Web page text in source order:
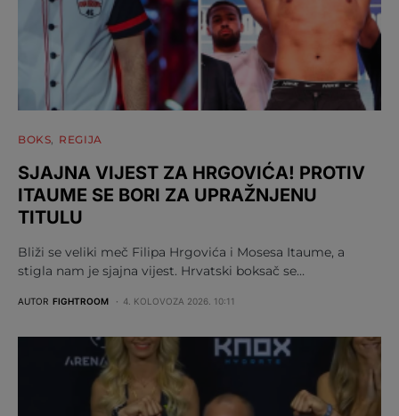
BOKS REGIJA
SJAJNA VIJEST ZA HRGOVIĆA! PROTIV
ITAUME SE BORI ZA UPRAŽNJENU
TITULU
Bliži se veliki meč Filipa Hrgovića i Mosesa Itaume, a
stigla nam je sjajna vijest. Hrvatski boksač se…
AUTOR FIGHTROOM 4. KOLOVOZA 2026. 10:11